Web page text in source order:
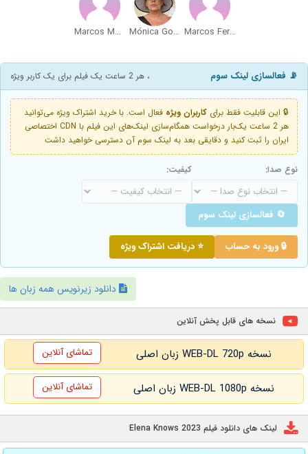
Marcos Ferrante
Mónica Gonzaga
Marcos Montes
📡 فعالسازی لینک سوم ، هر 2 ساعت یک فیلم برای یک کاربر ویژه
🔒 این قابلیت فقط برای کاربران ویژه فعال است. با خرید اشتراک ویژه می‌توانید
هر 2 ساعت یک‌بار درخواست همگام‌سازی لینک‌های این فیلم با CDN اختصاصی
ایران را ثبت کنید و دقایقی بعد به لینک سوم آن دسترسی خواهید داشت
نوع صدا: کیفیت:
🔄 فعالسازی لینک سوم
🔒 ورود به حساب ⭐ دریافت اشتراک ویژه
دانلود زیرنویس همه زبان ها
نسخه های قابل پخش آنلاین
نسخه WEB-DL 720p زبان اصلی تماشای آنلاین
نسخه WEB-DL 1080p زبان اصلی تماشای آنلاین
لینک های دانلود فیلم Elena Knows 2023